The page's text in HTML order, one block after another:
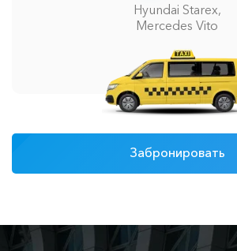
Hyundai Starex,
Mercedes Vito
Забронировать